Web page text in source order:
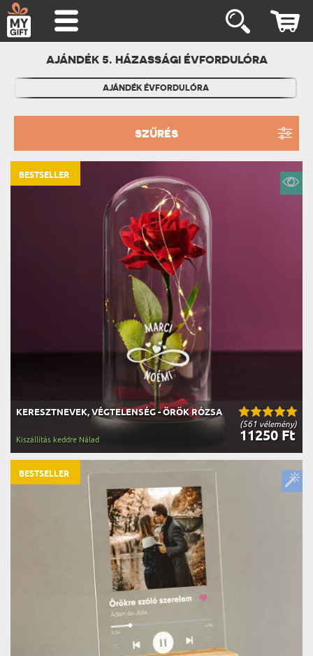
AJÁNDÉK 5. HÁZASSÁGI ÉVFORDULÓRA
AJÁNDÉK ÉVFORDULÓRA
SZŰRÉS
(561 vélemény)
KERESZTNEVEK, VÉGTELENSÉG - ÖRÖK RÓZSA
11250 Ft
Kiszállítás keddre Nálad
BESTSELLER
BESTSELLER